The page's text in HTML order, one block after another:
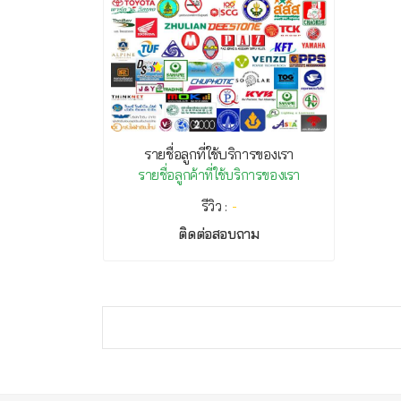
รายชื่อลูกที่ใช้บริการของเรา
รายชื่อลูกค้าที่ใช้บริการของเรา
รีวิว : -
ติดต่อสอบถาม